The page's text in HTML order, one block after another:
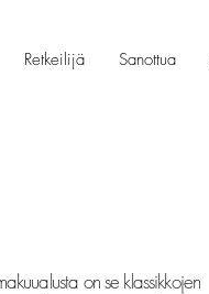
Retkeilijä Sanottua
on se klassikkojen